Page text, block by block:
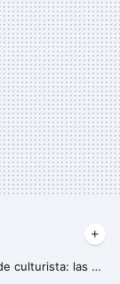
Casi 50 kilos menos en la báscula y cuerpo de culturista: las claves de la exitosa transformación física de Joel Rodríguez